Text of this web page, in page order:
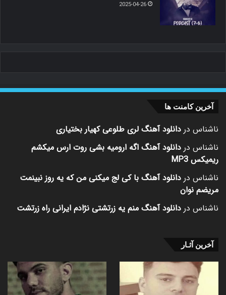
2025-04-26
آخرین کامنت ها
ناشناس در دانلود آهنگ لری طلوعی کهیار بختیاری
ناشناس در دانلود آهنگ اگه ارومیه بشی روت ارس میکشم
ریمیکس MP3
ناشناس در دانلود آهنگ با کی لج میکنی من که یه روز نبینمت
مریضم نوان
ناشناس در دانلود آهنگ منم یه زرتشتی نژادم ایرانی راه زرتشت
آخرین آثـار